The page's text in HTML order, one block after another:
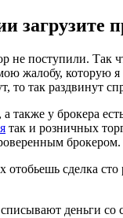
загрузите
не поступили. Так
жалобу, которую
так раздвинут
также у брокера
так и розничных
брокером.
отобьешь сделка
деньги